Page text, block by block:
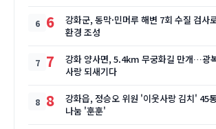
6
강화군, 동막·민머루 해변 7회 수질 검사
환경 조성
7
강화 양사면, 5.4km 무궁화길 만개…광
사랑 되새기다
8
강화읍, 정승오 위원 '이웃사랑 김치' 45
나눔 '훈훈'